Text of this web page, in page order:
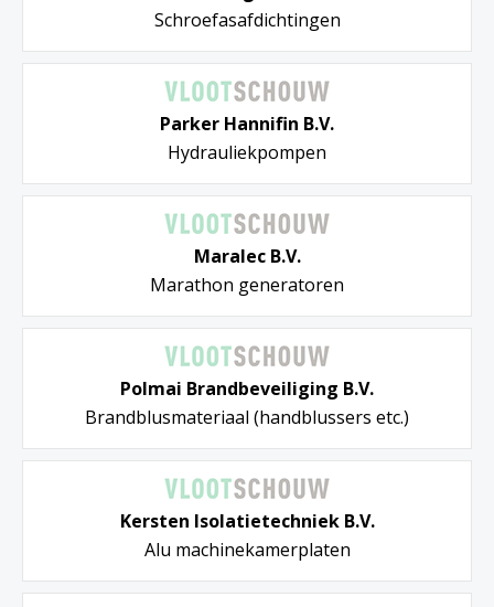
Schroefasafdichtingen
Parker Hannifin B.V.
Hydrauliekpompen
Maralec B.V.
Marathon generatoren
Polmai Brandbeveiliging B.V.
Brandblusmateriaal (handblussers etc.)
Kersten Isolatietechniek B.V.
Alu machinekamerplaten